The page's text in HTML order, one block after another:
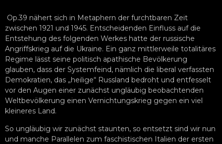
Op.39 nähert sich in Metaphern der furchtbaren Zeit
zwischen 1921 und 1945. Entscheidenden Einfluss auf die
Entstehung des folgenden Werkes hatte der russische
Angriffskrieg auf die Ukraine. Ein ganz mittlerweile totalitäres
Regime lässt seine politisch apathische Bevölkerung
glauben, dass der Systemfeind, nämlich die liberal verfassten
Demokratien, das „heilige“ Russland bedroht und entfesselt
vor den Augen einer zunächst ungläubig beobachtenden
Weltbevölkerung einen Vernichtungskrieg gegen ein viel
kleineres Land.
So ungläubig wir zunächst staunten, so entsetzt sind wir nun
und manche Parallelen zum faschistischen Italien der ersten